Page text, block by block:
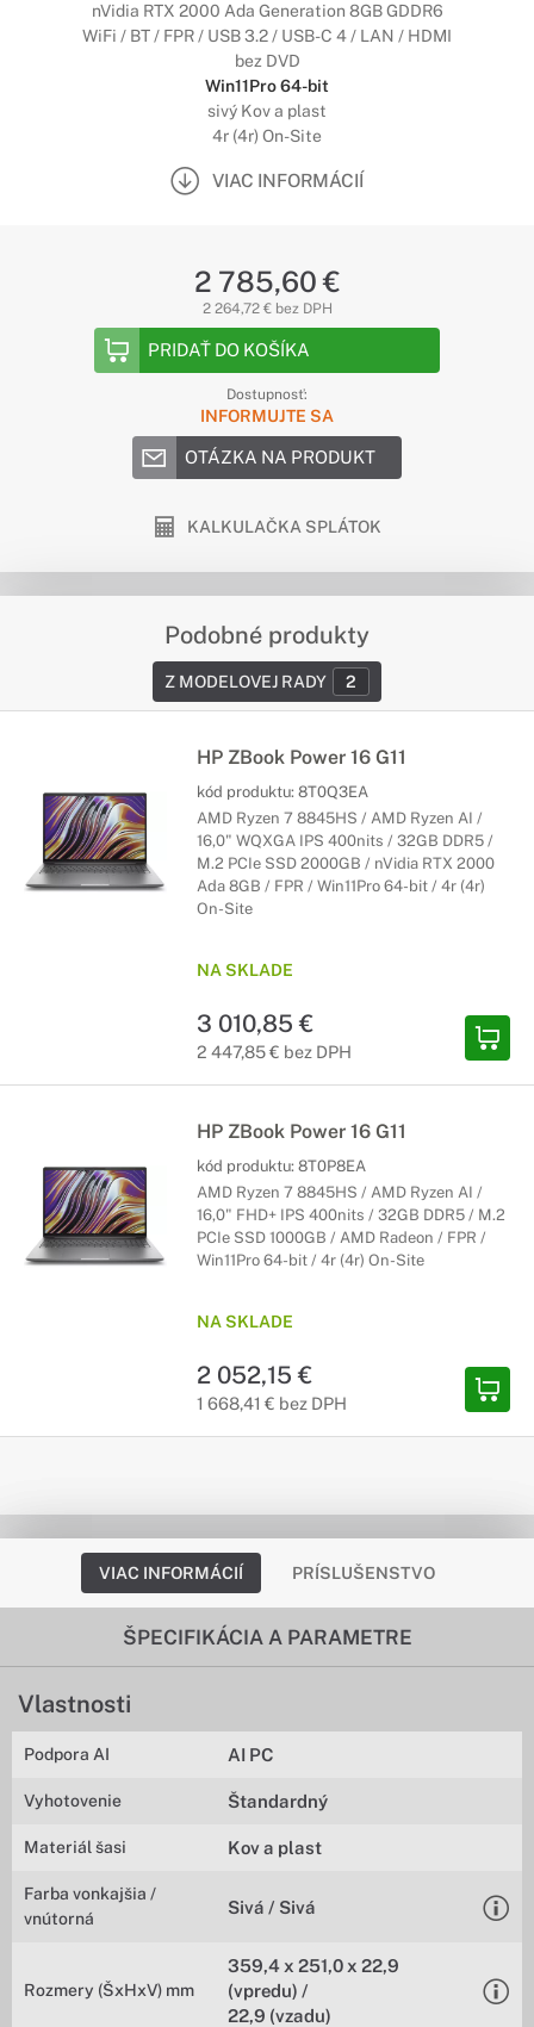
nVidia RTX 2000 Ada Generation 8GB GDDR6
WiFi / BT / FPR / USB 3.2 / USB-C 4 / LAN / HDMI
bez DVD
Win11Pro 64-bit
sivý Kov a plast
4r (4r) On-Site
VIAC INFORMÁCIÍ
2 785,60 €
2 264,72 € bez DPH
PRIDAŤ DO KOŠÍKA
Dostupnosť:
INFORMUJTE SA
OTÁZKA NA PRODUKT
KALKULAČKA SPLÁTOK
Podobné produkty
Z MODELOVEJ RADY 2
HP ZBook Power 16 G11
kód produktu: 8T0Q3EA
AMD Ryzen 7 8845HS / AMD Ryzen AI /
16,0" WQXGA IPS 400nits / 32GB DDR5 /
M.2 PCIe SSD 2000GB / nVidia RTX 2000
Ada 8GB / FPR / Win11Pro 64-bit / 4r (4r)
On-Site
NA SKLADE
3 010,85 €
2 447,85 € bez DPH
HP ZBook Power 16 G11
kód produktu: 8T0P8EA
AMD Ryzen 7 8845HS / AMD Ryzen AI /
16,0" FHD+ IPS 400nits / 32GB DDR5 / M.2
PCIe SSD 1000GB / AMD Radeon / FPR /
Win11Pro 64-bit / 4r (4r) On-Site
NA SKLADE
2 052,15 €
1 668,41 € bez DPH
VIAC INFORMÁCIÍ PRÍSLUŠENSTVO
ŠPECIFIKÁCIA A PARAMETRE
Vlastnosti
Podpora AI AI PC
Vyhotovenie Štandardný
Materiál šasi Kov a plast
Farba vonkajšia /
vnútorná
Sivá / Sivá
Rozmery (ŠxHxV) mm
359,4 x 251,0 x 22,9
(vpredu) /
22,9 (vzadu)